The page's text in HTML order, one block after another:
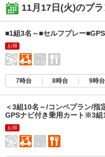
11月17日(火)のプ
■1組3名～■セルフプレー
お得
7時台 8時台 9時台
＜3組10名～/コンペプラン/指
GPSナビ付き乗用カート※3組
お得